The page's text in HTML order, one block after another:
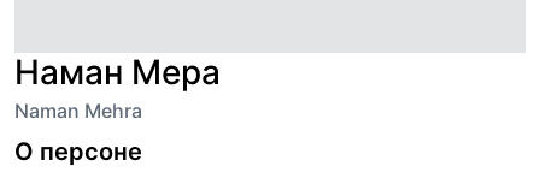
Наман Мера
Naman Mehra
О персоне